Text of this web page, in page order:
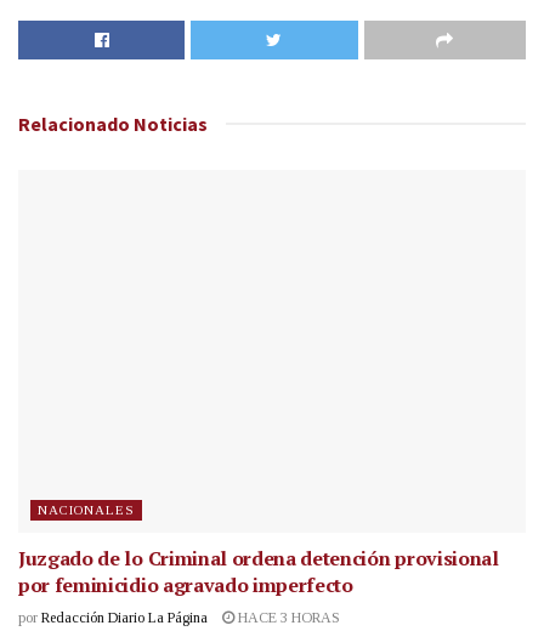
Relacionado Noticias
NACIONALES
Juzgado de lo Criminal ordena detención provisional
por feminicidio agravado imperfecto
por Redacción Diario La Página HACE 3 HORAS